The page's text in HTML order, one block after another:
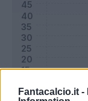
Fantacalcio.it -